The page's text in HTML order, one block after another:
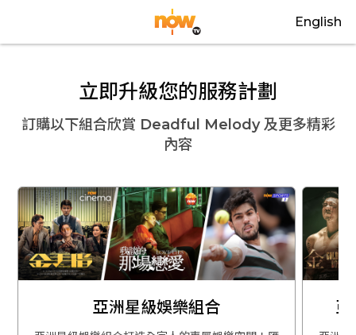
English
立即升級您的服務計劃
訂購以下組合欣賞 Deadful Melody及更多精彩
內容
亞洲星級娛樂組合 亞